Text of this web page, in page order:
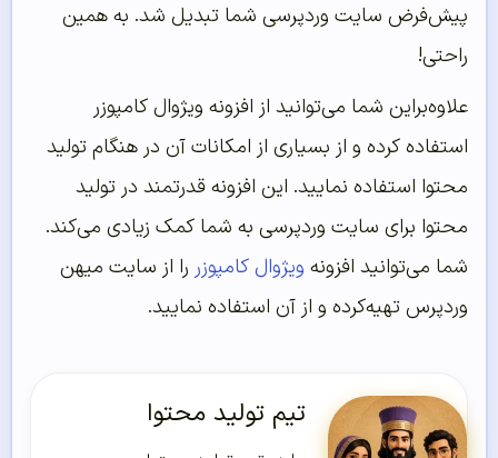
پیش‌‌‌‌‌فرض سایت وردپرسی شما تبدیل شد. به همین
راحتی!
علاوه‌براین شما می‌توانید از افزونه ویژوال کامپوزر
استفاده کرده و از بسیاری از امکانات آن در هنگام تولید
محتوا استفاده نمایید. این افزونه قدرتمند در تولید
محتوا برای سایت وردپرسی به شما کمک زیادی می‌کند.
شما می‌توانید افزونه ویژوال کامپوزر را از سایت میهن
وردپرس تهیه‌کرده و از آن استفاده نمایید.
تیم تولید محتوا